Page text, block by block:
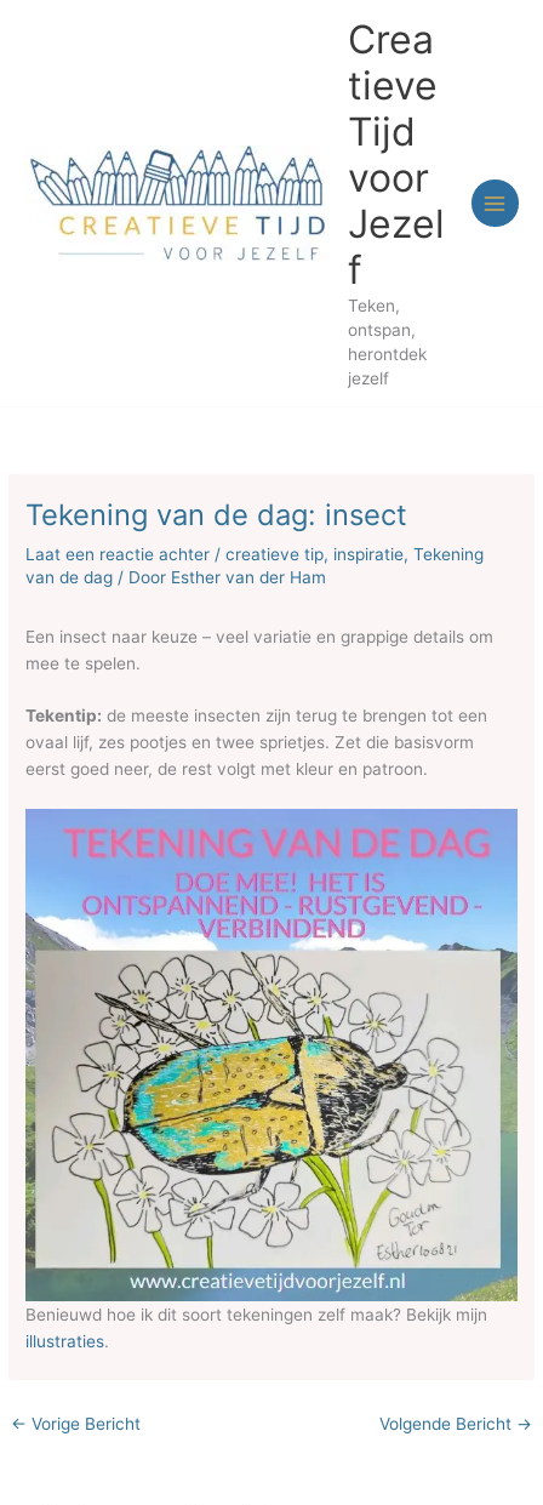
Crea
tieve
Tijd
voor
Jezel
f
Teken,
ontspan,
herontdek
jezelf
Tekening van de dag: insect
Laat een reactie achter /creatieve tip, inspiratie,Tekening
van de dag / Door Esther van der Ham
Een insect naar keuze – veel variatie en grappige details om
mee te spelen.
Tekentip: de meeste insecten zijn terug te brengen tot een
ovaal lijf, zes pootjes en twee sprietjes. Zet die basisvorm
eerst goed neer, de rest volgt met kleur en patroon.
Benieuwd hoe ik dit soort tekeningen zelf maak? Bekijk mijn
illustraties.
← Vorige Bericht Volgende Bericht →